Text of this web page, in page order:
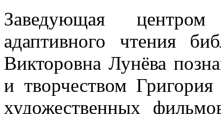
Заведующая
адаптивного чтения
Викторовна Лунёва
и творчеством
художественных